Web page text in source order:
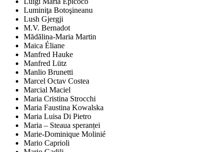
Luminiţa Botoşineanu
Lush Gjergji
M.V. Bernadot
Mădălina-Maria Martin
Maica Éliane
Manfred Hauke
Manfred Lütz
Manlio Brunetti
Marcel Octav Costea
Marcial Maciel
Maria Cristina Strocchi
Maria Faustina Kowalska
Maria Luisa Di Pietro
Maria – Steaua speranței
Marie-Dominique Molinié
Mario Caprioli